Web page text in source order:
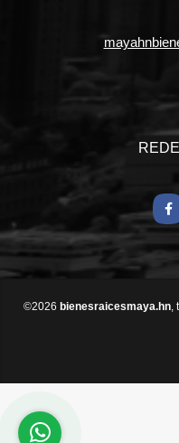
©2026 bienesraicesmaya.hn